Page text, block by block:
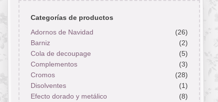
Categorías de productos
Adornos de Navidad
(26)
Barniz
(2)
Cola de decoupage
(5)
Complementos
(3)
Cromos
(28)
Disolventes
(1)
Efecto dorado y metálico
(8)